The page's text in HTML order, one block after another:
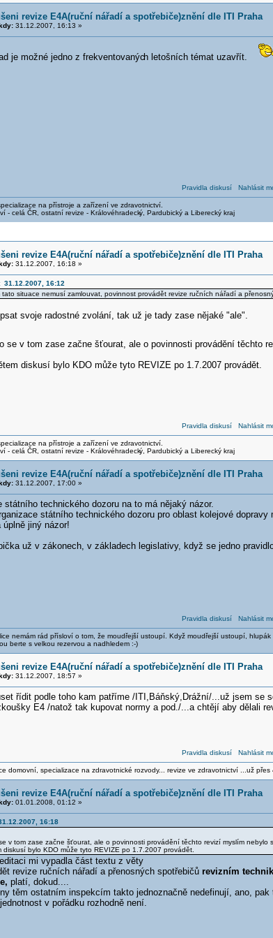
revize E4A(ruční nářadí a spotřebiče)znění dle ITI Praha
31.12.2007, 16:13 »
je možné jedno z frekventovaných letošních témat uzavřít.
Pravidla diskusí Nahlásit
na přístroje a zařízení ve zdravotnictví.
- celá ČR, ostatní revize - Královéhradecký, Pardubický a Liberecký kraj
revize E4A(ruční nářadí a spotřebiče)znění dle ITI Praha
31.12.2007, 16:18 »
16:12
tato situace nemusí zamlouvat, povinnost provádět revize ručních nářadí a
svoje radostné zvolání, tak už je tady zase nějaké "ale".
se v tom zase začne šťourat, ale o povinnosti provádění těchto
diskusí bylo KDO může tyto REVIZE po 1.7.2007 provádět.
Pravidla diskusí Nahlásit
na přístroje a zařízení ve zdravotnictví.
- celá ČR, ostatní revize - Královéhradecký, Pardubický a Liberecký kraj
revize E4A(ruční nářadí a spotřebiče)znění dle ITI Praha
31.12.2007, 17:00 »
státního technického dozoru na to má nějaký názor.
státního technického dozoru pro oblast kolejové dopravy
úplně jiný názor!
už v zákonech, v základech legislativy, když se jedno
Pravidla diskusí Nahlásit
nemám rád přísloví o tom, že moudřejší ustoupí. Když moudřejší ustoupí, hlupák
berte s velkou rezervou a nadhledem :-)
revize E4A(ruční nářadí a spotřebiče)znění dle ITI Praha
31.12.2007, 18:57 »
řídit podle toho kam patříme /ITI,Báňský,Drážní/...už jsem se
E4 /natož tak kupovat normy a pod./...a chtějí aby dělali
Pravidla diskusí Nahlásit
domovní, specializace na zdravotnické rozvody... revize ve zdravotnictví ...už přes
revize E4A(ruční nářadí a spotřebiče)znění dle ITI Praha
01.01.2008, 01:12 »
16:18
v tom zase začne šťourat, ale o povinnosti provádění těchto revizí myslím nebylo
diskusí bylo KDO může tyto REVIZE po 1.7.2007 provádět.
mi vypadla část textu z věty
revize ručních nářadí a přenosných spotřebičů revizním
platí, dokud....
těm ostatním inspekcím takto jednoznačně nedefinují, ano,
v pořádku rozhodně není.